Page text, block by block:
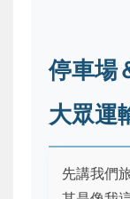
停車場
大眾運
先講我們